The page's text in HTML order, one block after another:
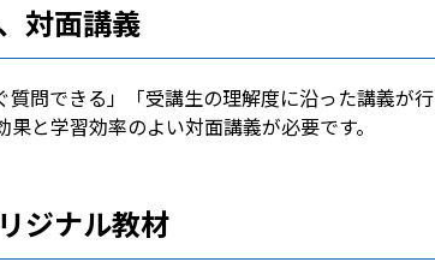
対面講義
問できる」「受講生の理解度に沿った講義が
と学習効率のよい対面講義が必要です。
ジナル教材